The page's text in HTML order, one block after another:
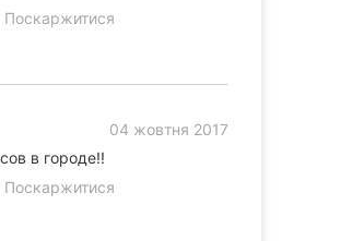
Поскаржитися
04 жовтня 2017
в городе!!
Поскаржитися